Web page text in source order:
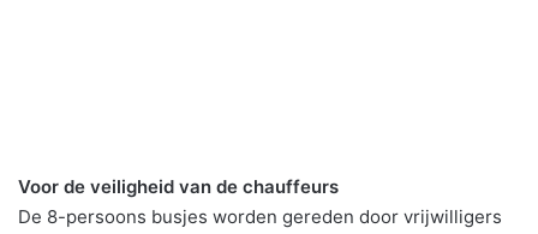
Voor de veiligheid van de chauffeurs
De 8-persoons busjes worden gereden door vrijwilligers